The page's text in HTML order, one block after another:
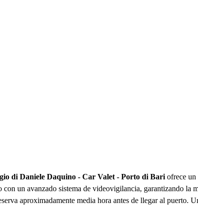
di Daniele Daquino - Car Valet - Porto di Bari ofrece un
un avanzado sistema de videovigilancia, garantizando la
aproximadamente media hora antes de llegar al puerto.